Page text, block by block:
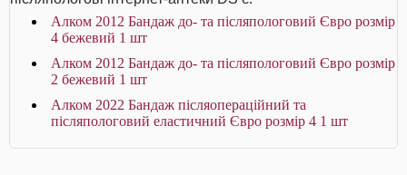
Алком 2012 Бандаж до- та післяпологовий Євро розмір
4 бежевий 1 шт
Алком 2012 Бандаж до- та післяпологовий Євро розмір
2 бежевий 1 шт
Алком 2022 Бандаж післяопераційний та
післяпологовий еластичний Євро розмір 4 1 шт